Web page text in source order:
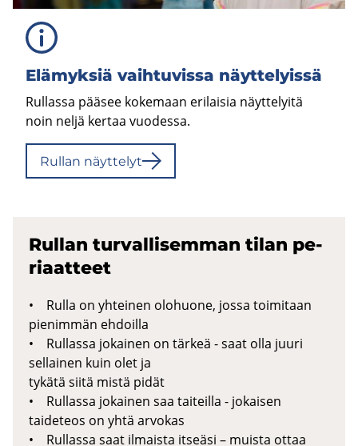
Elä­myk­siä vaih­tu­vis­sa näyt­te­lyis­sä
Rullassa pääsee kokemaan erilaisia näyttelyitä
noin neljä kertaa vuodessa.
Rul­lan näyt­te­lyt
Rul­lan tur­val­li­sem­man tilan pe­
ri­aat­teet
• Rulla on yhteinen olohuone, jossa toimitaan
pienimmän ehdoilla
• Rullassa jokainen on tärkeä - saat olla juuri
sellainen kuin olet ja
tykätä siitä mistä pidät
• Rullassa jokainen saa taiteilla - jokaisen
taideteos on yhtä arvokas
• Rullassa saat ilmaista itseäsi – muista ottaa